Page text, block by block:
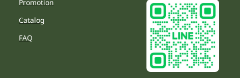
Promotion
Catalog
FAQ